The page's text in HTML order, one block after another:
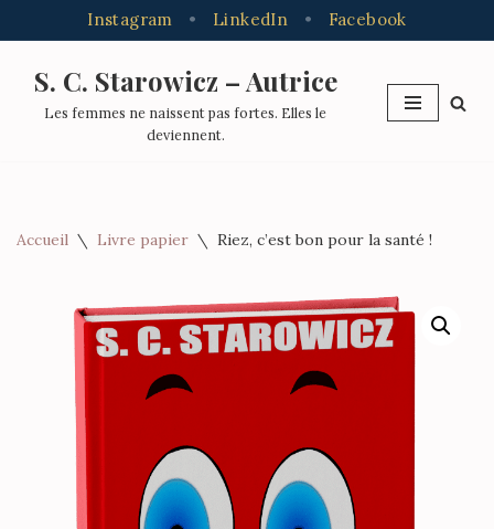
Aller
S. C. Starowicz – Autrice
Les femmes ne naissent pas fortes. Elles le
deviennent.
Accueil \ Livre papier \ Riez, c’est bon pour la santé !
Instagram • LinkedIn • Facebook